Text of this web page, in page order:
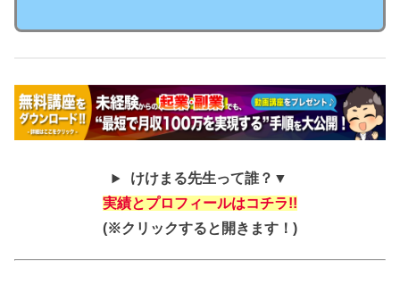
けけまる先生って誰？▼
実績とプロフィールはコチラ!!
(※クリックすると開きます！)